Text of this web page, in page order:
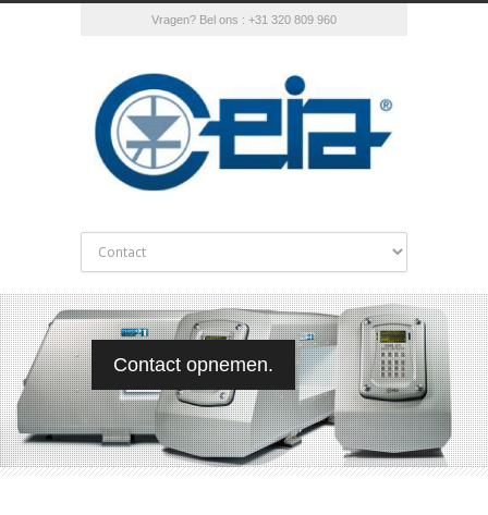
Vragen? Bel ons : +31 320 809 960
Contact opnemen.